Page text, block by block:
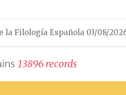
Filología Española 03/08/
13896 records